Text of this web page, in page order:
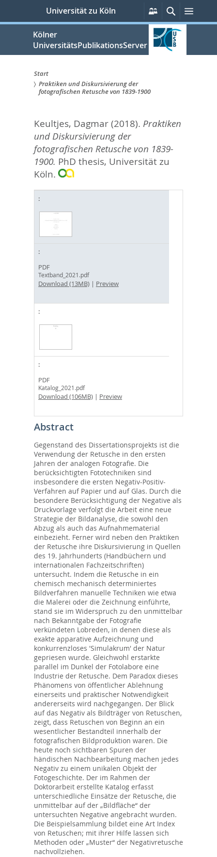
springen
Universität zu Köln
Persönliche
Services
SucheMenü
Kölner
UniversitätsPublikationsServer
Sie
hier:
Start
Praktiken und Diskursivierung der
fotografischen Retusche von 1839-1900
Keultjes, Dagmar(2018). Praktiken
und Diskursivierung der
fotografischen Retusche von 1839-
1900. PhD thesis, Universität zu
Köln.
PDF
Textband_2021.pdf
Download (13MB) | Preview
PDF
Katalog_2021.pdf
Download (106MB) | Preview
Abstract
Gegenstand des Dissertationsprojekts ist die
Verwendung der Retusche in den ersten
Jahren der analogen Fotografie. Die
berücksichtigten Fototechniken sind
insbesondere die ersten Negativ-Positiv-
Verfahren auf Papier und auf Glas. Durch die
besondere Berücksichtigung der Negative als
Druckvorlage verfolgt die Arbeit eine neue
Strategie der Bildanalyse, die sowohl den
Abzug als auch das Aufnahmematerial
einbezieht. Ferner wird neben den Praktiken
der Retusche ihre Diskursivierung in Quellen
des 19. Jahrhunderts (Handbüchern und
internationalen Fachzeitschriften)
untersucht. Indem die Retusche in ein
chemisch mechanisch determiniertes
Bildverfahren manuelle Techniken wie etwa
die Malerei oder die Zeichnung einführte,
stand sie im Widerspruch zu den unmittelbar
nach Bekanntgabe der Fotografie
verkündeten Lobreden, in denen diese als
exakte apparative Aufzeichnung und
konkurrenzloses 'Simulakrum' der Natur
gepriesen wurde. Gleichwohl erstarkte
parallel im Dunkel der Fotolabore eine
Industrie der Retusche. Dem Paradox dieses
Phänomens von öffentlicher Ablehnung
einerseits und praktischer Notwendigkeit
andererseits wird nachgegangen. Der Blick
auf das Negativ als Bildträger von Retuschen,
zeigt, dass Retuschen von Beginn an ein
wesentlicher Bestandteil innerhalb der
fotografischen Bildproduktion waren. Die
heute noch sichtbaren Spuren der
händischen Nachbearbeitung machen jedes
Negativ zu einem unikalen Objekt der
Fotogeschichte. Der im Rahmen der
Doktorarbeit erstellte Katalog erfasst
unterschiedliche Einsätze der Retusche, die
unmittelbar auf der „Bildfläche“ der
untersuchten Negative angebracht wurden.
Die Beispielsammlung bildet eine Art Index
von Retuschen; mit ihrer Hilfe lassen sich
Methoden oder „Muster“ der Negativretusche
nachvollziehen.